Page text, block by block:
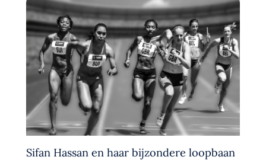
Sifan Hassan en haar bijzondere loopbaan